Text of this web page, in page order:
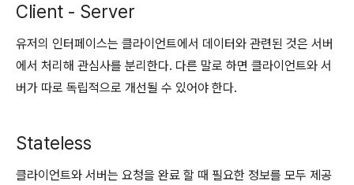
Client - Server
유저의 인터페이스는 클라이언트에서 데이터와 관련된 것은 서버
에서 처리해 관심사를 분리한다. 다른 말로 하면 클라이언트와 서
버가 따로 독립적으로 개선될 수 있어야 한다.
Stateless
클라이언트와 서버는 요청을 완료 할 때 필요한 정보를 모두 제공